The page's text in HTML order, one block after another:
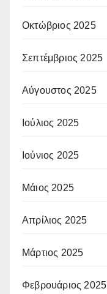
Οκτώβριος 2025
Σεπτέμβριος 2025
Αύγουστος 2025
Ιούλιος 2025
Ιούνιος 2025
Μάιος 2025
Απρίλιος 2025
Μάρτιος 2025
Φεβρουάριος 2025